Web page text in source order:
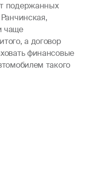
подержанных
чаще
а договор
финансовые
такого